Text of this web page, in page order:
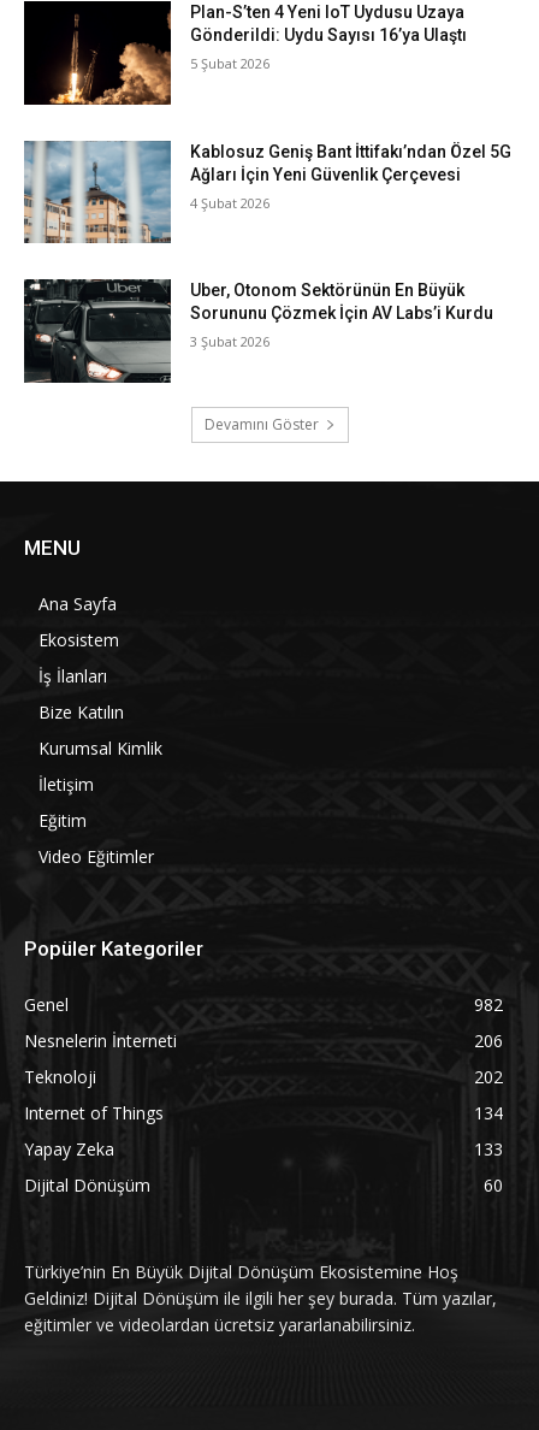
Plan-S’ten 4 Yeni IoT Uydusu Uzaya
Gönderildi: Uydu Sayısı 16’ya Ulaştı
5 Şubat 2026
Kablosuz Geniş Bant İttifakı’ndan Özel 5G
Ağları İçin Yeni Güvenlik Çerçevesi
4 Şubat 2026
Uber, Otonom Sektörünün En Büyük
Sorununu Çözmek İçin AV Labs’i Kurdu
3 Şubat 2026
Devamını Göster
MENU
Ana Sayfa
Ekosistem
İş İlanları
Bize Katılın
Kurumsal Kimlik
İletişim
Eğitim
Video Eğitimler
Popüler Kategoriler
Genel
982
Nesnelerin İnterneti
206
Teknoloji
202
Internet of Things
134
Yapay Zeka
133
Dijital Dönüşüm
60
Türkiye’nin En Büyük Dijital Dönüşüm Ekosistemine Hoş
Geldiniz! Dijital Dönüşüm ile ilgili her şey burada. Tüm yazılar,
eğitimler ve videolardan ücretsiz yararlanabilirsiniz.